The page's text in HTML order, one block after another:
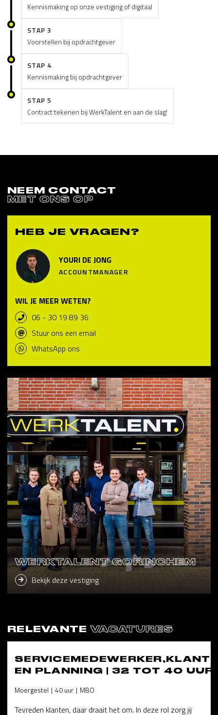
Kennismaking op onze vestiging of digitaal
STAP 3
Voorstellen bij opdrachtgever
STAP 4
Kennismaking bij opdrachtgever
STAP 5
Contract tekenen bij WerkTalent en aan de slag!
NEEM CONTACT
MET ONS OP
HEB JE VRAGEN?
YOURI DE JONG
ACCOUNTMANAGER
WIL JE MEER WETEN?
06 - 30 19 89 36
Stuur ons een email
WhatsApp ons
WERKTALENT GORINCHEM
Bekijk deze vestiging
RELEVANTEVACATURES
EN PLANNING | 32 TOT 40 UUR
Moergestel 40 uur MBO
Tevreden klanten, daar draait het om. In deze rol zorg jij